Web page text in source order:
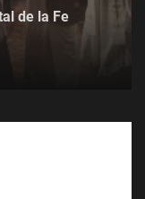
de la Fe